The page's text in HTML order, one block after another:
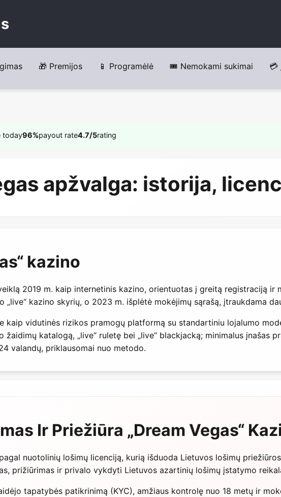
🎁 Premijos 📱 Programėlė 🎟️ Nemokami sukimai 💳
today96%payout rate4.7/5rating
apžvalga: istorija,
kazino
2019 m. kaip internetinis kazino, orientuotas į greitą registraciją
„live“ kazino skyrių, o 2023 m. išplėtė mokėjimų sąrašą, įtraukdama
kaip vidutinės rizikos pramogų platformą su standartiniu lojalumo
žaidimų katalogą, „live“ ruletę bei „live“ blackjacką; minimalus įnašas
valandų, priklausomai nuo metodo.
Ir Priežiūra „Dream Vegas“
pagal nuotolinių lošimų licenciją, kurią išduoda Lietuvos lošimų
prižiūrimas ir privalo vykdyti Lietuvos azartinių lošimų įstatymo
tapatybės patikrinimą (KYC), amžiaus kontrolę nuo 18 metų ir